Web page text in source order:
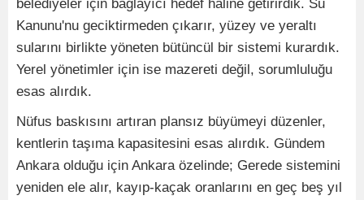
belediyeler için bağlayıcı hedef hâline getirirdik. Su
Kanunu'nu geciktirmeden çıkarır, yüzey ve yeraltı
sularını birlikte yöneten bütüncül bir sistemi kurardık.
Yerel yönetimler için ise mazereti değil, sorumluluğu
esas alırdık.
Nüfus baskısını artıran plansız büyümeyi düzenler,
kentlerin taşıma kapasitesini esas alırdık. Gündem
Ankara olduğu için Ankara özelinde; Gerede sistemini
yeniden ele alır, kayıp-kaçak oranlarını en geç beş yıl